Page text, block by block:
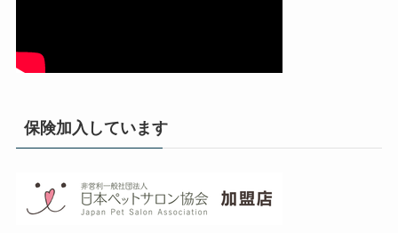
保険加入しています